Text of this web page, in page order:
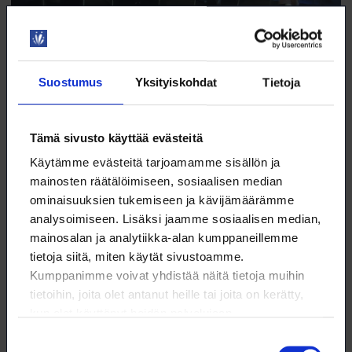
Suostumus Yksityiskohdat Tietoja
Tämä sivusto käyttää evästeitä
Käytämme evästeitä tarjoamamme sisällön ja
mainosten räätälöimiseen, sosiaalisen median
ominaisuuksien tukemiseen ja kävijämäärämme
analysoimiseen. Lisäksi jaamme sosiaalisen median,
mainosalan ja analytiikka-alan kumppaneillemme
tietoja siitä, miten käytät sivustoamme.
Kumppanimme voivat yhdistää näitä tietoja muihin
tietoihin, joita olet antanut heille tai joita on kerätty,
Vasemmalta juontaja Petja Pelli, Sanna Kuningas, Juha
Kauppinen ja Ulla-Maija Liukko.
jos korttitalo pala palalta lähtee purkautumaan ja
jossain vaiheessa romahtaa kokonaan, se todella tuntuu
ihmisten elämässä! totesi puolestaan
Luonnonvarakeskuksen tutkijaSanna Kuningas.
Kynnyksen ylittyessä yhdenkin lajin sukupuutto voi
romahduttaa korttitalon.
– Me täällä läntisessä teollisuusmaassa emme ehkä edes
oikein ymmärrä asiaa, koska riippuvuutemme luonnon
ekosysteemeistä tai eliölajien hupeneminen ei näy yhtä